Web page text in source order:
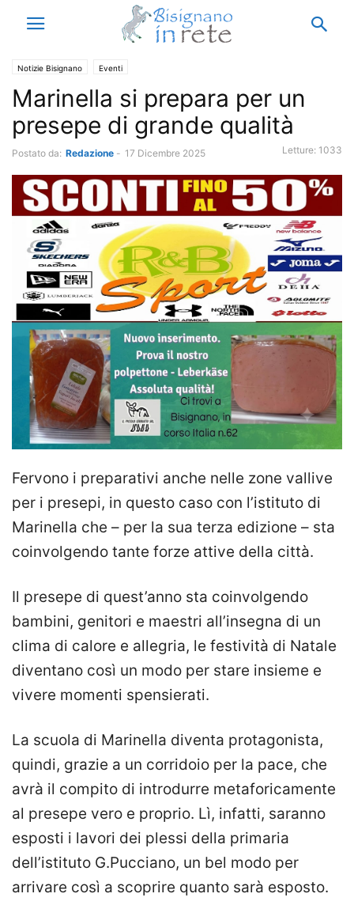
Notizie Bisignano Eventi
Marinella si prepara per un
presepe di grande qualità
Postato da: Redazione - 17 Dicembre 2025 Letture: 1033
Fervono i preparativi anche nelle zone vallive
per i presepi, in questo caso con l’istituto di
Marinella che – per la sua terza edizione – sta
coinvolgendo tante forze attive della città.
Il presepe di quest’anno sta coinvolgendo
bambini, genitori e maestri all’insegna di un
clima di calore e allegria, le festività di Natale
diventano così un modo per stare insieme e
vivere momenti spensierati.
La scuola di Marinella diventa protagonista,
quindi, grazie a un corridoio per la pace, che
avrà il compito di introdurre metaforicamente
al presepe vero e proprio. Lì, infatti, saranno
esposti i lavori dei plessi della primaria
dell’istituto G.Pucciano, un bel modo per
arrivare così a scoprire quanto sarà esposto.